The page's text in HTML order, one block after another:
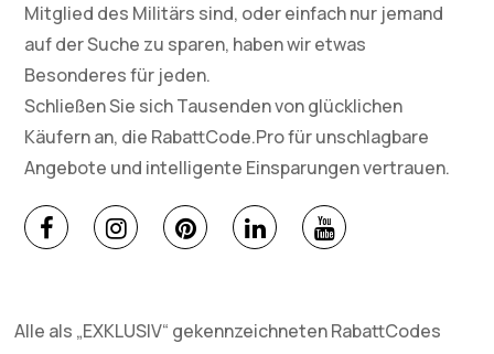
Mitglied des Militärs sind, oder einfach nur jemand
auf der Suche zu sparen, haben wir etwas
Besonderes für jeden.
Schließen Sie sich Tausenden von glücklichen
Käufern an, die RabattCode.Pro für unschlagbare
Angebote und intelligente Einsparungen vertrauen.
Alle als „EXKLUSIV“ gekennzeichneten RabattCodes